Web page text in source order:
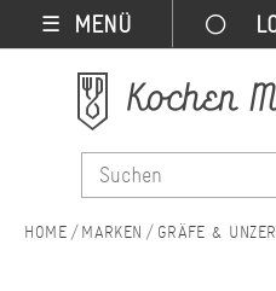
☰ MENÜ
MARKEN GRÄFE & UNZER